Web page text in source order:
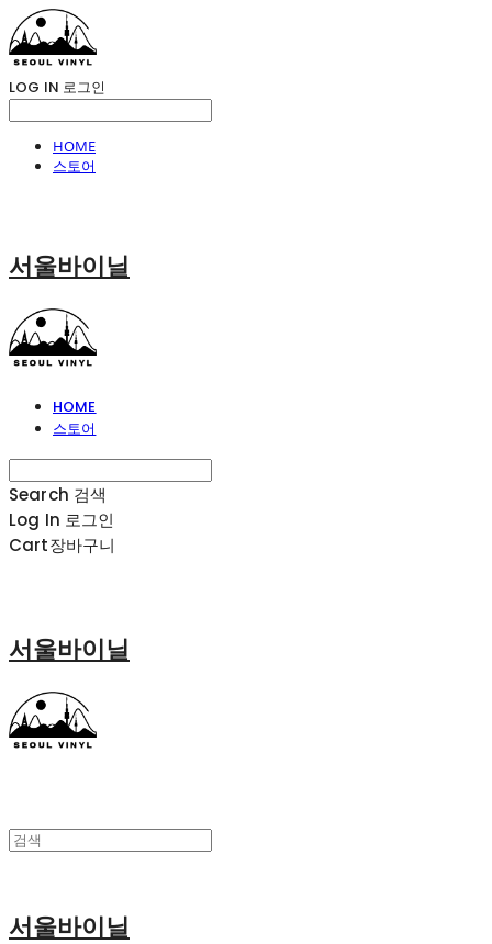
LOG IN 로그인
HOME
스토어
서울바이닐
HOME
스토어
Search 검색
Log In 로그인
Cart장바구니
서울바이닐
서울바이닐